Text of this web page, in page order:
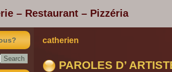
– Restaurant – Pizzéria
catherien
PAROLES D’